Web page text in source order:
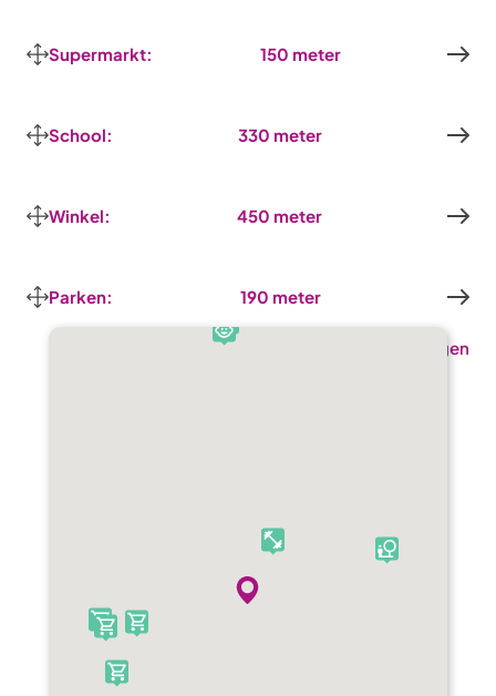
Supermarkt: 150 meter
School: 330 meter
Winkel: 450 meter
Parken: 190 meter
Toon alle voorzieningen